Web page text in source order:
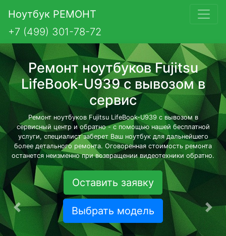
Ноутбук РЕМОНТ
+7 (499) 301-78-72
Ремонт ноутбуков Fujitsu
LifeBook-U939 с вывозом в
сервис
Ремонт ноутбуков Fujitsu LifeBook-U939 с вывозом в
сервисный центр и обратно - с помощью нашей бесплатной
услуги, специалист заберет Ваш ноутбук для дальнейшего
более детального ремонта. Оговоренная стоимость ремонта
останется неизменно при возвращении видеотехники обратно.
Оставить заявку
Выбрать модель
Предыдущая